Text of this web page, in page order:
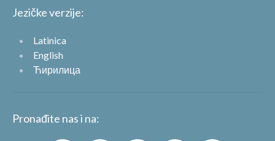
Jezičke verzije:
Latinica
English
Ћирилица
Pronađite nas i na: